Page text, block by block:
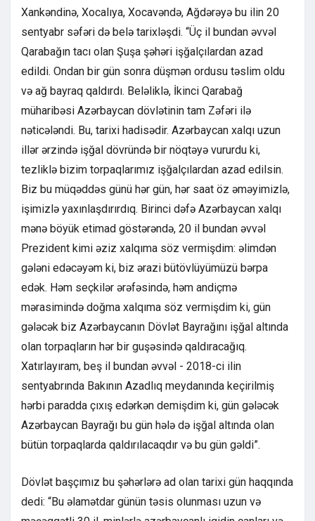
Xankəndinə, Xocalıya, Xocavəndə, Ağdərəyə bu ilin 20
sentyabr səfəri də belə tarixləşdi. “Üç il bundan əvvəl
Qarabağın tacı olan Şuşa şəhəri işğalçılardan azad
edildi. Ondan bir gün sonra düşmən ordusu təslim oldu
və ağ bayraq qaldırdı. Beləliklə, İkinci Qarabağ
müharibəsi Azərbaycan dövlətinin tam Zəfəri ilə
nəticələndi. Bu, tarixi hadisədir. Azərbaycan xalqı uzun
illər ərzində işğal dövründə bir nöqtəyə vururdu ki,
tezliklə bizim torpaqlarımız işğalçılardan azad edilsin.
Biz bu müqəddəs günü hər gün, hər saat öz əməyimizlə,
işimizlə yaxınlaşdırırdıq. Birinci dəfə Azərbaycan xalqı
mənə böyük etimad göstərəndə, 20 il bundan əvvəl
Prezident kimi əziz xalqıma söz vermişdim: əlimdən
gələni edəcəyəm ki, biz ərazi bütövlüyümüzü bərpa
edək. Həm seçkilər ərəfəsində, həm andiçmə
mərasimində doğma xalqıma söz vermişdim ki, gün
gələcək biz Azərbaycanın Dövlət Bayrağını işğal altında
olan torpaqların hər bir guşəsində qaldıracağıq.
Xatırlayıram, beş il bundan əvvəl - 2018-ci ilin
sentyabrında Bakının Azadlıq meydanında keçirilmiş
hərbi paradda çıxış edərkən demişdim ki, gün gələcək
Azərbaycan Bayrağı bu gün hələ də işğal altında olan
bütün torpaqlarda qaldırılacaqdır və bu gün gəldi”.
Dövlət başçımız bu şəhərlərə ad olan tarixi gün haqqında
dedi: “Bu əlamətdar günün təsis olunması uzun və